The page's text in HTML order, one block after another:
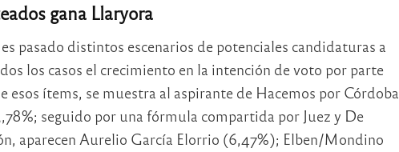
gana Llaryora
pasado distintos escenarios de potenciales candidaturas a
los casos el crecimiento en la intención de voto por parte
esos ítems, se muestra al aspirante de Hacemos por Córdoba
seguido por una fórmula compartida por Juez y De
aparecen Aurelio García Elorrio (6,47%); Elben/Mondino